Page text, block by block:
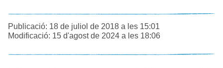
Publicació: 18 de juliol de 2018 a les 15:01
Modificació: 15 d'agost de 2024 a les 18:06